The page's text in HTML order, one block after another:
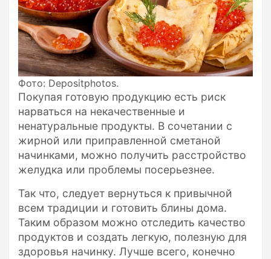
Фото: Depositphotos.
Покупая готовую продукцию есть риск
нарваться на некачественные и
ненатуральные продукты. В сочетании с
жирной или приправленной сметаной
начинками, можно получить расстройство
желудка или проблемы посерьезнее.
Так что, следует вернуться к привычной
всем традиции и готовить блины дома.
Таким образом можно отследить качество
продуктов и создать легкую, полезную для
здоровья начинку. Лучше всего, конечно